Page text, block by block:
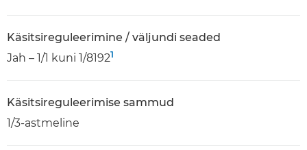
Käsitsireguleerimine / väljundi seaded
Jah – 1/1 kuni 1/81921
Käsitsireguleerimise sammud
1/3-astmeline